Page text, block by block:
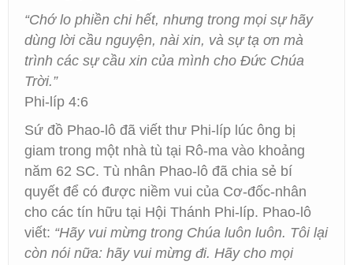
“Chớ lo phiền chi hết, nhưng trong mọi sự hãy
dùng lời cầu nguyện, nài xin, và sự tạ ơn mà
trình các sự cầu xin của mình cho Đức Chúa
Trời.”
Phi-líp 4:6
Sứ đồ Phao-lô đã viết thư Phi-líp lúc ông bị
giam trong một nhà tù tại Rô-ma vào khoảng
năm 62 SC. Tù nhân Phao-lô đã chia sẻ bí
quyết để có được niềm vui của Cơ-đốc-nhân
cho các tín hữu tại Hội Thánh Phi-líp. Phao-lô
viết: “Hãy vui mừng trong Chúa luôn luôn. Tôi lại
còn nói nữa: hãy vui mừng đi. Hãy cho mọi